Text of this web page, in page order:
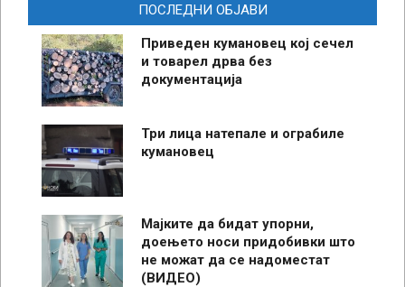
ПОСЛЕДНИ ОБЈАВИ
Приведен кумановец кој сечел
и товарел дрва без
документација
Три лица натепале и ограбиле
кумановец
Мајките да бидат упорни,
доењето носи придобивки што
не можат да се надоместат
(ВИДЕО)